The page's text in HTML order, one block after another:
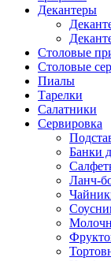
Декантеры
Столовые
Столовые
Пиалы
Тарелки
Салатники
Сервировка
Банки
Ланч-